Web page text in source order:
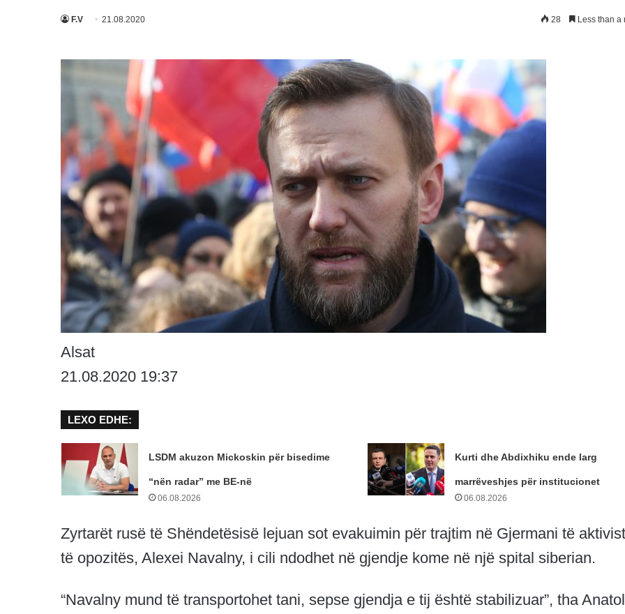
F.V 21.08.2020 28 Less than a
Alsat
21.08.2020 19:37
LEXO EDHE:
LSDM akuzon Mickoskin për bisedime
“nën radar” me BE-në
06.08.2026
Kurti dhe Abdixhiku ende larg
marrëveshjes për institucionet
06.08.2026
Zyrtarët rusë të Shëndetësisë lejuan sot evakuimin për trajtim në Gjermani të
të opozitës, Alexei Navalny, i cili ndodhet në gjendje kome në një spital siberian.
“Navalny mund të transportohet tani, sepse gjendja e tij është stabilizuar”, tha